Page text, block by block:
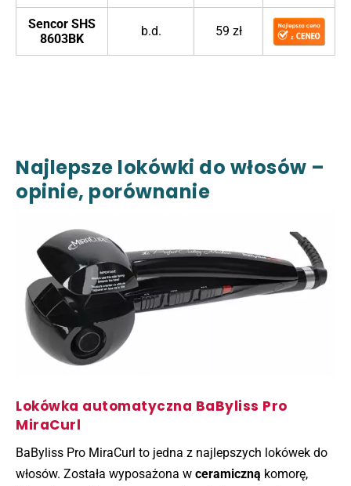
Sencor SHS
8603BK
b.d. 59 zł
Najlepsze lokówki do włosów –
opinie, porównanie
Lokówka automatyczna BaByliss Pro
MiraCurl
BaByliss Pro MiraCurl to jedna z najlepszych lokówek do
włosów. Została wyposażona w ceramiczną komorę,